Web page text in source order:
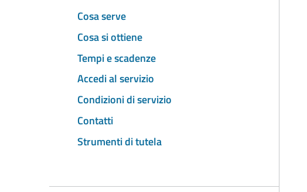
Cosa serve
Cosa si ottiene
Tempi e scadenze
Accedi al servizio
Condizioni di servizio
Contatti
Strumenti di tutela